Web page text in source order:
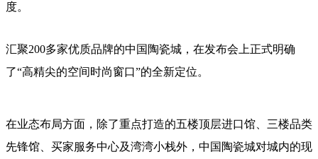
度。
汇聚200多家优质品牌的中国陶瓷城，在发布会上正式明确
了“高精尖的空间时尚窗口”的全新定位。
在业态布局方面，除了重点打造的五楼顶层进口馆、三楼品类
先锋馆、买家服务中心及湾湾小栈外，中国陶瓷城对城内的现